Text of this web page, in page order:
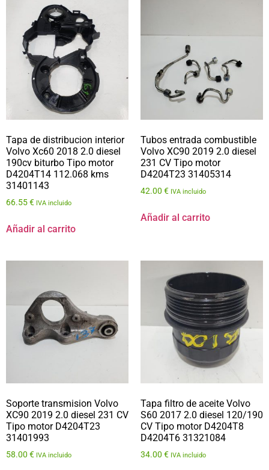
Tapa de distribucion interior
Volvo Xc60 2018 2.0 diesel
190cv biturbo Tipo motor
D4204T14 112.068 kms
31401143
66.55€ IVA incluido
Añadir al carrito
Tubos entrada combustible
Volvo XC90 2019 2.0 diesel
231 CV Tipo motor
D4204T23 31405314
42.00 € IVA incluido
Añadir al carrito
Soporte transmision Volvo
XC90 2019 2.0 diesel 231 CV
Tipo motor D4204T23
31401993
58.00 € IVA incluido
Tapa filtro de aceite Volvo
S60 2017 2.0 diesel 120/190
CV Tipo motor D4204T8
D4204T6 31321084
34.00 € IVA incluido